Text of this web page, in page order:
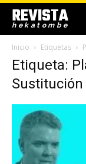
REVISTA
hekatombe
Inicio Etiquetas
Etiqueta:
Sustitución